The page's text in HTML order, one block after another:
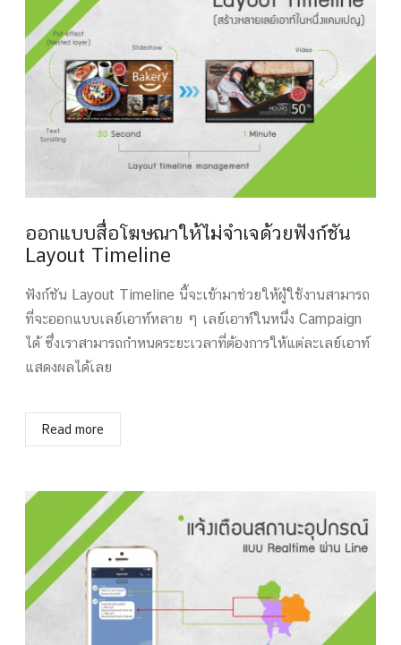
ออกแบบสื่อโฆษณาให้ไม่จำเจด้วยฟังก์ชัน
Layout Timeline
ฟังก์ชัน Layout Timeline นี้จะเข้ามาช่วยให้ผู้ใช้งานสามารถ
ที่จะออกแบบเลย์เอาท์หลาย ๆ เลย์เอาท์ในหนึ่ง Campaign
ได้ ซึ่งเราสามารถกำหนดระยะเวลาที่ต้องการให้แต่ละเลย์เอาท์
แสดงผลได้เลย
Read more